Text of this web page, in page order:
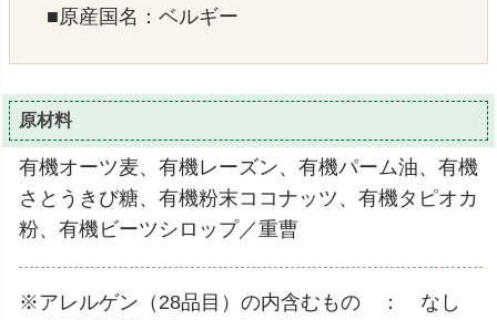
■原産国名：ベルギー
原材料
有機オーツ麦、有機レーズン、有機パーム油、有機
さとうきび糖、有機粉末ココナッツ、有機タピオカ
粉、有機ビーツシロップ／重曹
※アレルゲン（28品目）の内含むもの ： なし